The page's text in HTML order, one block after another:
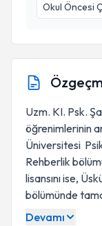
Okul Öncesi
Uzm. KI. Psk.
öğrenimlerinin
Üniversitesi
Rehberlik
lisansını ise,
bölümünde
Devamı